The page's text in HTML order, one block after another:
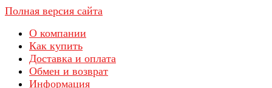
Полная версия сайта
О компании
Как купить
Доставка и оплата
Обмен и возврат
Информация